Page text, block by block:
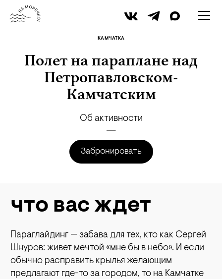
КАМЧАТКА
Полет на параплане над
Петропавловском-
Камчатским
Об активности
Забронировать
что вас ждет
Параглайдинг — забава для тех, кто как Сергей
Шнуров: живет мечтой «мне бы в небо». И если
обычно расправить крылья желающим
предлагают где-то за городом, то на Камчатке